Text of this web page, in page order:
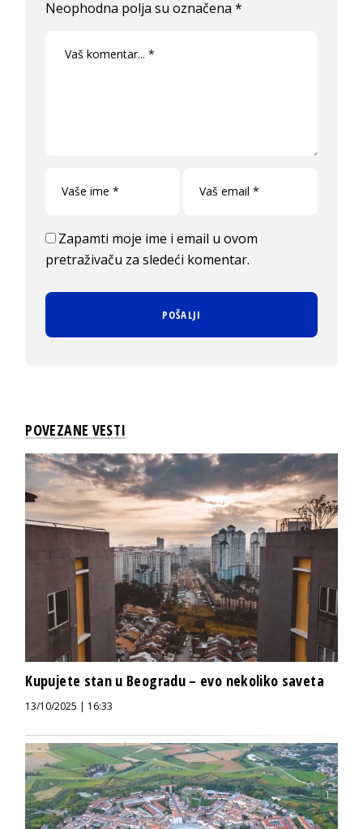
Neophodna polja su označena*
Zapamti moje ime i email u ovom
pretraživaču za sledeći komentar.
POVEZANE VESTI
Kupujete stan u Beogradu – evo nekoliko saveta
13/10/2025 | 16:33